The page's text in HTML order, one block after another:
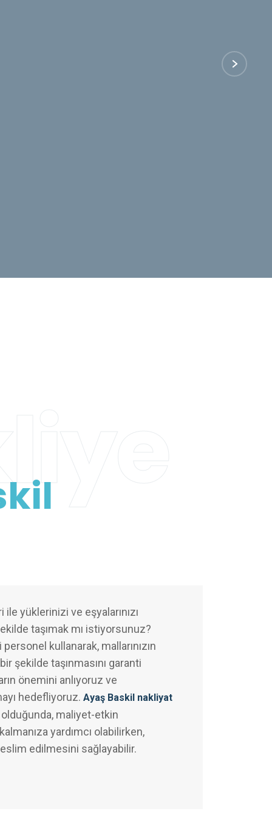
ile yüklerinizi ve eşyalarınızı
taşımak mı istiyorsunuz?
kullanarak, mallarınızın
şekilde taşınmasını garanti
önemini anlıyoruz ve
hedefliyoruz. Ayaş Baskil nakliyat
maliyet-etkin
yardımcı olabilirken,
edilmesini sağlayabilir.